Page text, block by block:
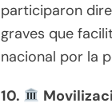
participaron
graves que
nacional por la
10.